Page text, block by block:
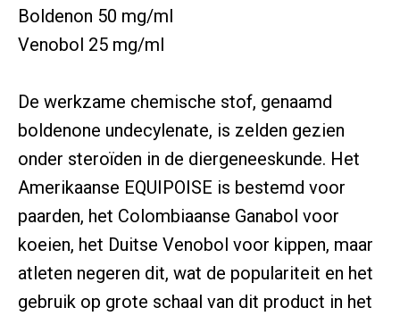
Boldenon 50 mg/ml
Venobol 25 mg/ml
De werkzame chemische stof, genaamd
boldenone undecylenate, is zelden gezien
onder steroïden in de diergeneeskunde. Het
Amerikaanse EQUIPOISE is bestemd voor
paarden, het Colombiaanse Ganabol voor
koeien, het Duitse Venobol voor kippen, maar
atleten negeren dit, wat de populariteit en het
gebruik op grote schaal van dit product in het